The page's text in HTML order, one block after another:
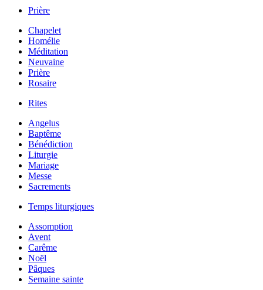
Prière
Chapelet
Homélie
Méditation
Neuvaine
Prière
Rosaire
Rites
Angelus
Baptême
Bénédiction
Liturgie
Mariage
Messe
Sacrements
Temps liturgiques
Assomption
Avent
Carême
Noël
Pâques
Semaine sainte